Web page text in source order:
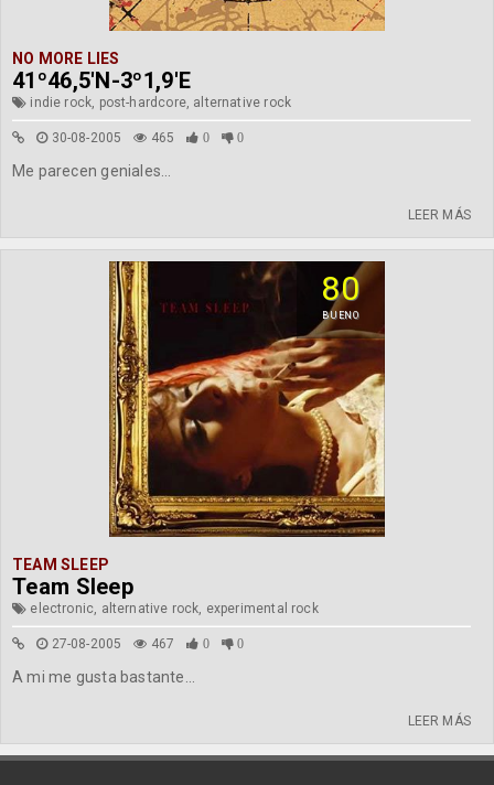
NO MORE LIES
41º46,5'N-3º1,9'E
indie rock, post-hardcore, alternative rock
30-08-2005 465 0 0
Me parecen geniales...
LEER MÁS
80
BUENO
TEAM SLEEP
Team Sleep
electronic, alternative rock, experimental rock
27-08-2005 467 0 0
A mi me gusta bastante...
LEER MÁS